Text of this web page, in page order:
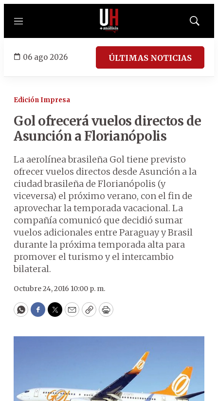
Menú
Mostrar
06 ago 2026 ÚLTIMAS NOTICIAS
Edición Impresa
Gol ofrecerá vuelos directos de
Asunción a Florianópolis
La aerolínea brasileña Gol tiene previsto
ofrecer vuelos directos desde Asunción a la
ciudad brasileña de Florianópolis (y
viceversa) el próximo verano, con el fin de
aprovechar la temporada vacacional. La
compañía comunicó que decidió sumar
vuelos adicionales entre Paraguay y Brasil
durante la próxima temporada alta para
promover el turismo y el intercambio
bilateral.
Octubre 24, 2016 10:00 p. m.
WhatsApp
Facebook
Twitter
EmailCopyPrint